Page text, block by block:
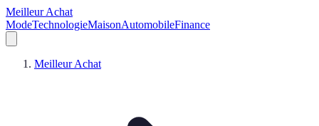
Meilleur Achat
ModeTechnologieMaisonAutomobileFinance
Meilleur Achat